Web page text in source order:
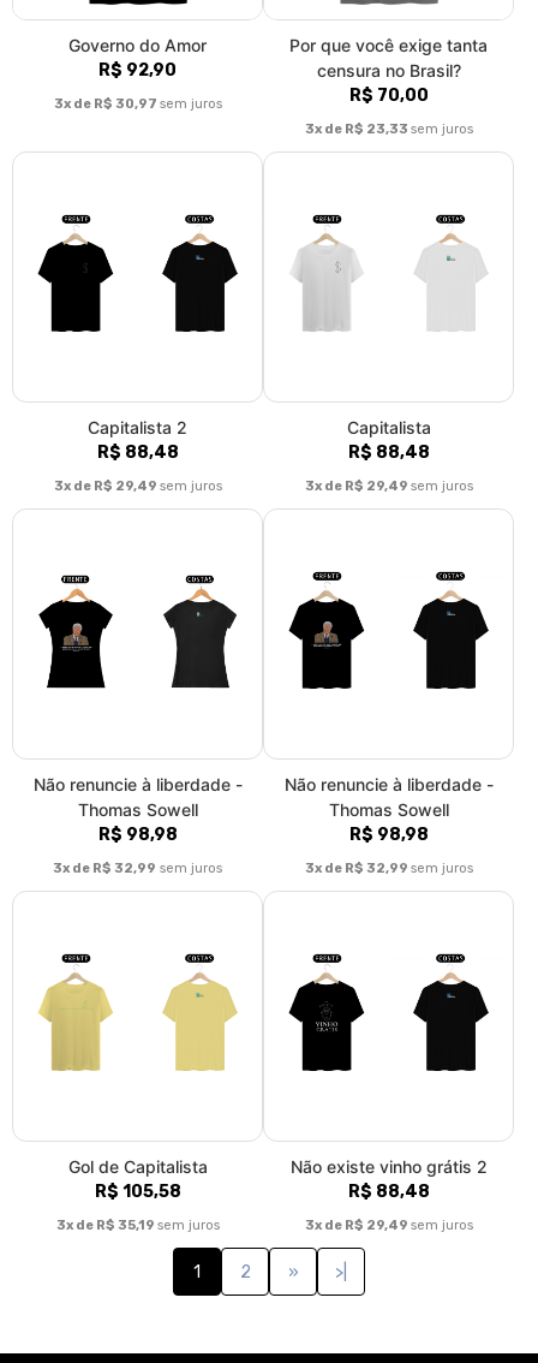
Governo do Amor
R$ 92,90
3x de R$ 30,97 sem juros
Por que você exige tanta
censura no Brasil?
R$ 70,00
3x de R$ 23,33 sem juros
Capitalista 2
R$ 88,48
3x de R$ 29,49 sem juros
Capitalista
R$ 88,48
3x de R$ 29,49 sem juros
Não renuncie à liberdade -
Thomas Sowell
R$ 98,98
3x de R$ 32,99 sem juros
Não renuncie à liberdade -
Thomas Sowell
R$ 98,98
3x de R$ 32,99 sem juros
Gol de Capitalista
R$ 105,58
3x de R$ 35,19 sem juros
Não existe vinho grátis 2
R$ 88,48
3x de R$ 29,49 sem juros
1 2 » >|